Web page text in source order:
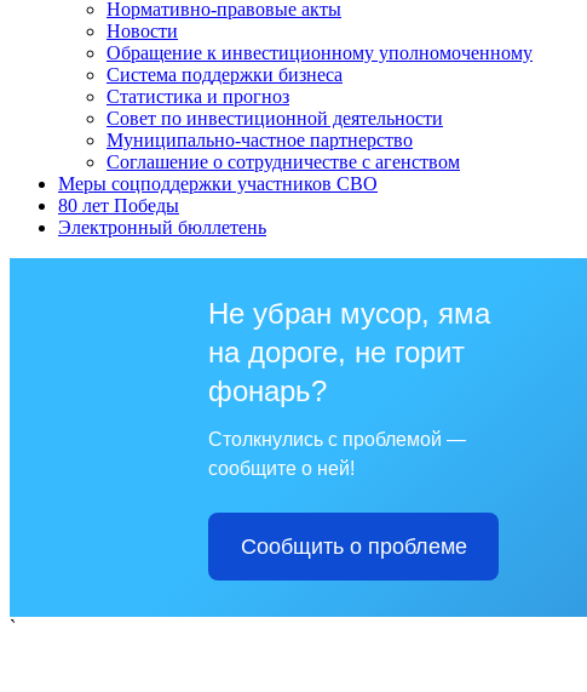
Нормативно-правовые акты
Новости
Обращение к инвестиционному уполномоченному
Система поддержки бизнеса
Статистика и прогноз
Совет по инвестиционной деятельности
Муниципально-частное партнерство
Соглашение о сотрудничестве с агенством
Меры соцподдержки участников СВО
80 лет Победы
Электронный бюллетень
Не убран мусор, яма
на дороге, не горит
фонарь?
Столкнулись с проблемой —
сообщите о ней!
Сообщить о проблеме
`